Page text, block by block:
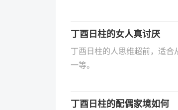
丁酉日柱的女人真讨厌
丁酉日柱的人思维超前，适合
一等。
丁酉日柱的配偶家境如何